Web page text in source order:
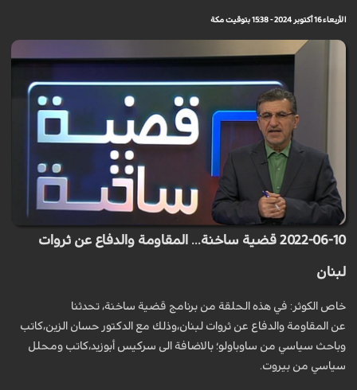
الأربعاء 16 أكتوبر 2024 - 15:38 بتوقيت مكة
2022-06-10 قضية ساخنة... المقاومة والدفاع عن ثروات
لبنان
خاص الكوثر: في هذه الحلقة من برنامج قضية ساخنة، تحدثنا
عن المقاومة والدفاع عن ثروات لبنان،وذلك مع الدكتور حسان الزين،كاتب
وباحث سياسي من ساوباولو؛ بالاضافة الى سركيس أبوزيد،كاتب ومحلل
سياسي من بيروت.